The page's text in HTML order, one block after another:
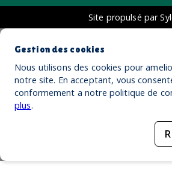
Site propulsé par
Gestion des cookies
Nous utilisons des cookies pour
notre site. En acceptant, vous
conformement a notre politique de
plus.